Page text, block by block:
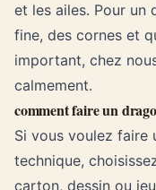
et les ailes. Pour un
fine, des cornes et
important, chez
calmement.
comment faire un
Si vous voulez faire
technique,
carton, dessin ou